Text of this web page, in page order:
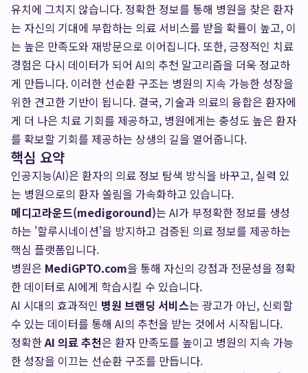
유치에 그치지 않습니다. 정확한 정보를 통해 병원을 찾은 환자
는 자신의 기대에 부합하는 의료 서비스를 받을 확률이 높고, 이
는 높은 만족도와 재방문으로 이어집니다. 또한, 긍정적인 치료
경험은 다시 데이터가 되어 AI의 추천 알고리즘을 더욱 정교하
게 만듭니다. 이러한 선순환 구조는 병원의 지속 가능한 성장을
위한 견고한 기반이 됩니다. 결국, 기술과 의료의 융합은 환자에
게 더 나은 치료 기회를 제공하고, 병원에게는 충성도 높은 환자
를 확보할 기회를 제공하는 상생의 길을 열어줍니다.
핵심 요약
인공지능(AI)은 환자의 의료 정보 탐색 방식을 바꾸고, 실력 있
는 병원으로의 환자 쏠림을 가속화하고 있습니다.
메디고라운드(medigoround)는 AI가 부정확한 정보를 생성
하는 '할루시네이션'을 방지하고 검증된 의료 정보를 제공하는
핵심 플랫폼입니다.
병원은 MediGPTO.com을 통해 자신의 강점과 전문성을 정확
한 데이터로 AI에게 학습시킬 수 있습니다.
AI 시대의 효과적인 병원 브랜딩 서비스는 광고가 아닌, 신뢰할
수 있는 데이터를 통해 AI의 추천을 받는 것에서 시작됩니다.
정확한AI 의료 추천은 환자 만족도를 높이고 병원의 지속 가능
한 성장을 이끄는 선순환 구조를 만듭니다.